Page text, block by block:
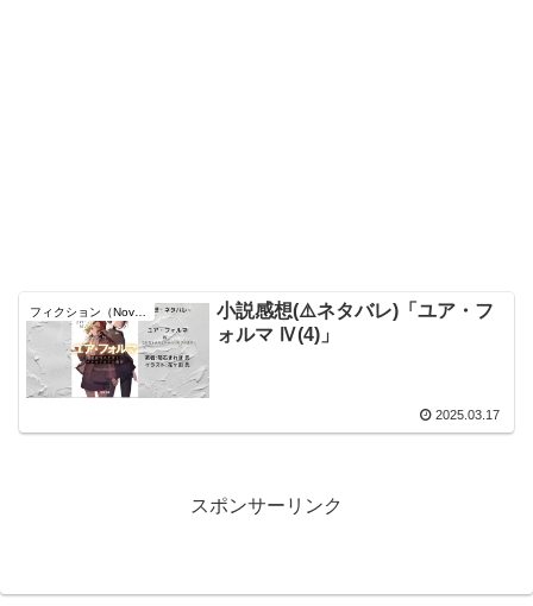
フィクション（Novel）
小説感想(⚠️ネタバレ)「ユア・フ
ォルマ Ⅳ(4)」
2025.03.17
スポンサーリンク